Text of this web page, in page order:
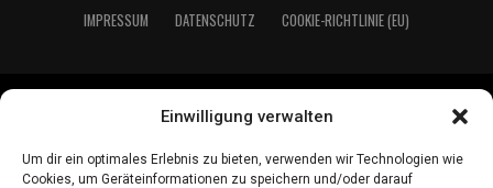
Einwilligung verwalten
Um dir ein optimales Erlebnis zu bieten, verwenden wir Technologien wie
Cookies, um Geräteinformationen zu speichern und/oder darauf
IMPRES­SUM DATEN­SCHUTZ COO­KIE-RICH­T­­LI­­NIE (EU)